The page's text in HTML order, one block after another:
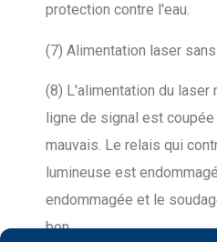
protection contre l'eau.
(7) Alimentation laser
(8) L'alimentation du laser
ligne de signal est
mauvais. Le relais qui
lumineuse est
endommagée et le
bon.